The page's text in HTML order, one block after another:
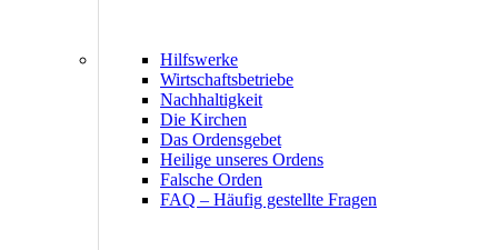
Hilfswerke
Wirtschaftsbetriebe
Nachhaltigkeit
Die Kirchen
Das Ordensgebet
Heilige unseres Ordens
Falsche Orden
FAQ – Häufig gestellte Fragen